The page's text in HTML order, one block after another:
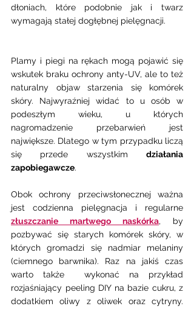
dłoniach, które podobnie jak i twarz
wymagają stałej dogłębnej pielęgnacji.
Plamy i piegi na rękach mogą pojawić się
wskutek braku ochrony anty-UV, ale to też
naturalny objaw starzenia się komórek
skóry. Najwyraźniej widać to u osób w
podeszłym wieku, u których
nagromadzenie przebarwień jest
największe. Dlatego w tym przypadku liczą
się przede wszystkim działania
zapobiegawcze.
Obok ochrony przeciwsłonecznej ważna
złuszczanie martwego naskórka, by
pozbywać się starych komórek skóry, w
których gromadzi się nadmiar melaniny
(ciemnego barwnika). Raz na jakiś czas
warto także  wykonać na przykład
rozjaśniający peeling DIY na bazie cukru, z
dodatkiem oliwy z oliwek oraz cytryny.